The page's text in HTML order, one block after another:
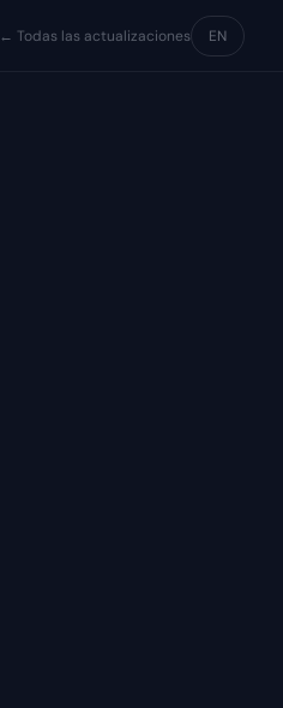
← Todas las actualizaciones EN